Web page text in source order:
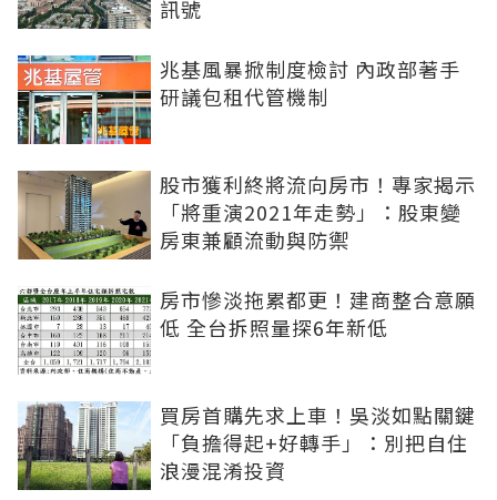
是舊的，水管會增長水垢，電線會老化，過載
使用容易引起火災，三不五時颱風過後還要抓
訊號
兆基風暴掀制度檢討 內政部著手
研議包租代管機制
股市獲利終將流向房市！專家揭示
「將重演2021年走勢」：股東變
房東兼顧流動與防禦
房市慘淡拖累都更！建商整合意願
低 全台拆照量探6年新低
買房首購先求上車！吳淡如點關鍵
「負擔得起+好轉手」：別把自住
浪漫混淆投資